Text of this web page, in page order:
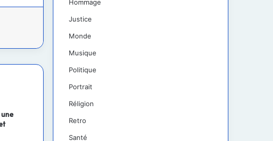
Hommage
Justice
Monde
Musique
Politique
Portrait
Réligion
Retro
Santé